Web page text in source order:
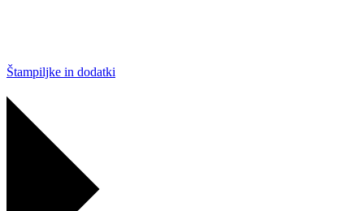
Štampiljke in dodatki